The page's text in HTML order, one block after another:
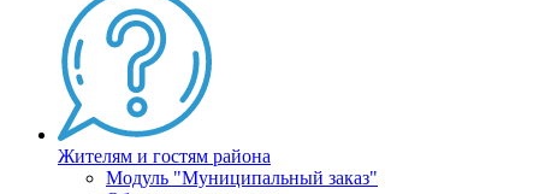
Жителям и гостям района
Модуль "Муниципальный заказ"